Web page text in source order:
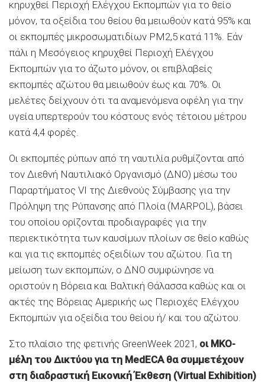
κηρυχθεί Περιοχή Ελέγχου Εκπομπών για το θείο
μόνον, τα οξείδια του θείου θα μειωθούν κατά 95% και
οι εκπομπές μικροσωματιδίων PM2,5 κατά 11%. Εάν
πάλι η Μεσόγειος κηρυχθεί Περιοχή Ελέγχου
Εκπομπών για το άζωτο μόνον, οι επιβλαβείς
εκπομπές αζώτου θα μειωθούν έως και 70%. Οι
μελέτες δείχνουν ότι τα αναμενόμενα οφέλη για την
υγεία υπερτερούν του κόστους ενός τέτοιου μέτρου
κατά 4,4 φορές.
Οι εκπομπές ρύπων από τη ναυτιλία ρυθμίζονται από
τον Διεθνή Ναυτιλιακό Οργανισμό (ΔΝΟ) μέσω του
Παραρτήματος VI της Διεθνούς Σύμβασης για την
Πρόληψη της Ρύπανσης από Πλοία (MARPOL), βάσει
του οποίου ορίζονται προδιαγραφές για την
περιεκτικότητα των καυσίμων πλοίων σε θείο καθώς
και για τις εκπομπές οξειδίων του αζώτου. Για τη
μείωση των εκπομπών, ο ΔΝΟ συμφώνησε να
οριστούν η Βόρεια και Βαλτική Θάλασσα καθώς και οι
ακτές της Βόρειας Αμερικής ως Περιοχές Ελέγχου
Εκπομπών για οξείδια του θείου ή/ και του αζώτου.
Στο πλαίσιο της φετινής GreenWeek 2021, οι ΜΚΟ-
μέλη του Δικτύου για τη MedECA θα συμμετέχουν
στη διαδραστική Εικονική Έκθεση (Virtual Exhibition)